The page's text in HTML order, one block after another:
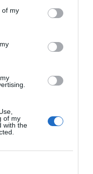
of my
of my
with the
estado de ánimo y
urgencia: epilepsia,
traumáticas
Rafael Sánchez Roy
de
de